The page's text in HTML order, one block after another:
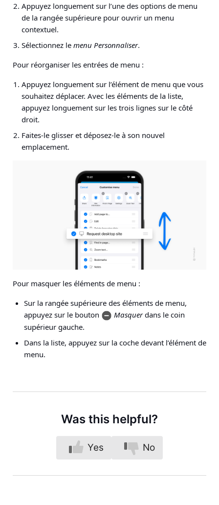
Appuyez longuement sur l’une des options de menu
de la rangée supérieure pour ouvrir un menu
contextuel.
Sélectionnez le menu Personnaliser.
Pour réorganiser les entrées de menu :
Appuyez longuement sur l’élément de menu que vous
souhaitez déplacer. Avec les éléments de la liste,
appuyez longuement sur les trois lignes sur le côté
droit.
Faites-le glisser et déposez-le à son nouvel
emplacement.
Pour masquer les éléments de menu :
Sur la rangée supérieure des éléments de menu,
appuyez sur le bouton
Masquerdans le coin
supérieur gauche.
Dans la liste, appuyez sur la coche devant l’élément de
menu.
Was this helpful?
Yes No